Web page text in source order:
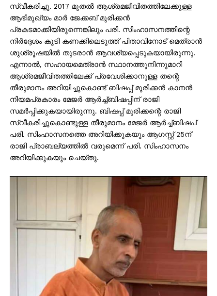
സ്വീകരിച്ചു. 2017 മുതൽ ആശ്രമജീവിതത്തിലേക്കുള്ള
ആഭിമുഖ്യം മാർ ജേക്കബ് മുരിക്കൻ
പ്രകടമാക്കിയിരുന്നെങ്കിലും പരി. സിംഹാസനത്തിന്റെ
നിർദ്ദേശം കൂടി കണക്കിലെടുത്ത് പിതാവിനോട് മെത്രാൻ
ശുശ്രൂഷയിൽ തുടരാൻ ആവശ്യപ്പെടുകയായിരുന്നു.
എന്നാൽ, സഹായമെത്രാൻ സ്ഥാനത്തുനിന്നുമാറി
ആശ്രമജീവിതത്തിലേക്ക് പ്രവേശിക്കാനുള്ള തന്റെ
തീരുമാനം അറിയിച്ചുകൊണ്ട് ബിഷപ്പ് മുരിക്കൻ കാനൻ
നിയമപ്രകാരം മേജർ ആർച്ച്ബിഷപ്പിന് രാജി
സമർപ്പിക്കുകയായിരുന്നു. ബിഷപ്പ് മുരിക്കന്റെ രാജി
സ്വീകരിച്ചുകൊണ്ടുള്ള തീരുമാനം മേജർ ആർച്ച്ബിഷപ്
പരി. സിംഹാസനത്തെ അറിയിക്കുകയും ആഗസ്റ്റ് 25ന്
രാജി പ്രാബല്യത്തിൽ വരുമെന്ന് പരി. സിംഹാസനം
അറിയിക്കുകയും ചെയ്തു.